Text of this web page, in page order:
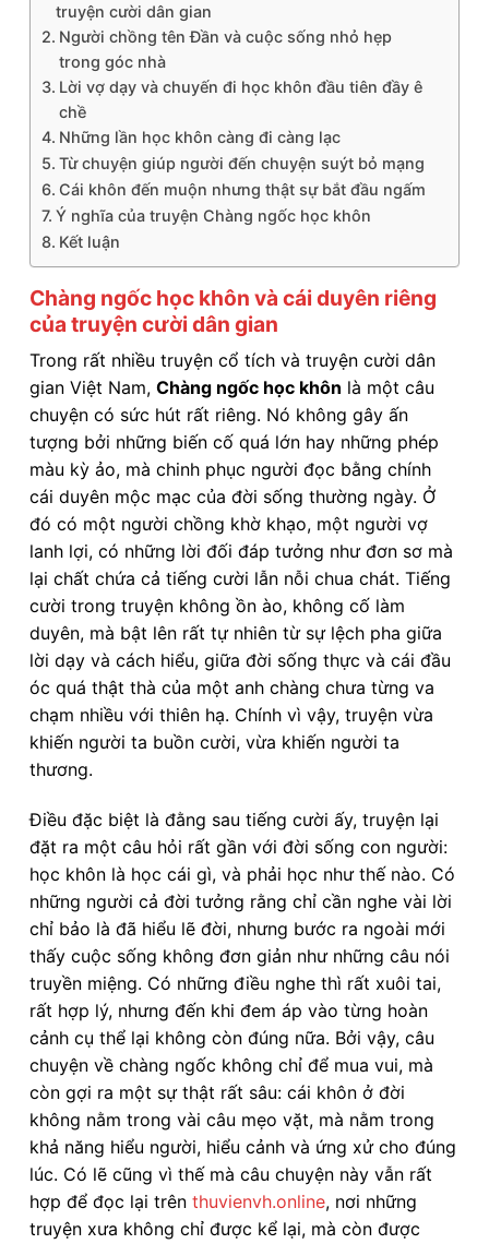
truyện cười dân gian
Người chồng tên Đần và cuộc sống nhỏ hẹp
trong góc nhà
Lời vợ dạy và chuyến đi học khôn đầu tiên đầy ê
chề
Những lần học khôn càng đi càng lạc
Từ chuyện giúp người đến chuyện suýt bỏ mạng
Cái khôn đến muộn nhưng thật sự bắt đầu ngấm
Ý nghĩa của truyện Chàng ngốc học khôn
Kết luận
Chàng ngốc học khôn và cái duyên riêng
của truyện cười dân gian
Trong rất nhiều truyện cổ tích và truyện cười dân
gian Việt Nam, Chàng ngốc học khôn là một câu
chuyện có sức hút rất riêng. Nó không gây ấn
tượng bởi những biến cố quá lớn hay những phép
màu kỳ ảo, mà chinh phục người đọc bằng chính
cái duyên mộc mạc của đời sống thường ngày. Ở
đó có một người chồng khờ khạo, một người vợ
lanh lợi, có những lời đối đáp tưởng như đơn sơ mà
lại chất chứa cả tiếng cười lẫn nỗi chua chát. Tiếng
cười trong truyện không ồn ào, không cố làm
duyên, mà bật lên rất tự nhiên từ sự lệch pha giữa
lời dạy và cách hiểu, giữa đời sống thực và cái đầu
óc quá thật thà của một anh chàng chưa từng va
chạm nhiều với thiên hạ. Chính vì vậy, truyện vừa
khiến người ta buồn cười, vừa khiến người ta
thương.
Điều đặc biệt là đằng sau tiếng cười ấy, truyện lại
đặt ra một câu hỏi rất gần với đời sống con người:
học khôn là học cái gì, và phải học như thế nào. Có
những người cả đời tưởng rằng chỉ cần nghe vài lời
chỉ bảo là đã hiểu lẽ đời, nhưng bước ra ngoài mới
thấy cuộc sống không đơn giản như những câu nói
truyền miệng. Có những điều nghe thì rất xuôi tai,
rất hợp lý, nhưng đến khi đem áp vào từng hoàn
cảnh cụ thể lại không còn đúng nữa. Bởi vậy, câu
chuyện về chàng ngốc không chỉ để mua vui, mà
còn gợi ra một sự thật rất sâu: cái khôn ở đời
không nằm trong vài câu mẹo vặt, mà nằm trong
khả năng hiểu người, hiểu cảnh và ứng xử cho đúng
lúc. Có lẽ cũng vì thế mà câu chuyện này vẫn rất
hợp để đọc lại trên thuvienvh.online, nơi những
truyện xưa không chỉ được kể lại, mà còn được